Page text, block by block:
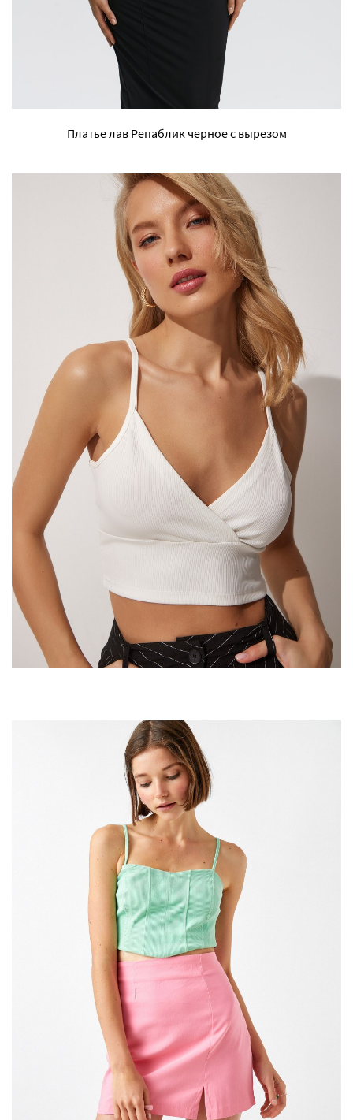
Платье лав Репаблик черное с вырезом